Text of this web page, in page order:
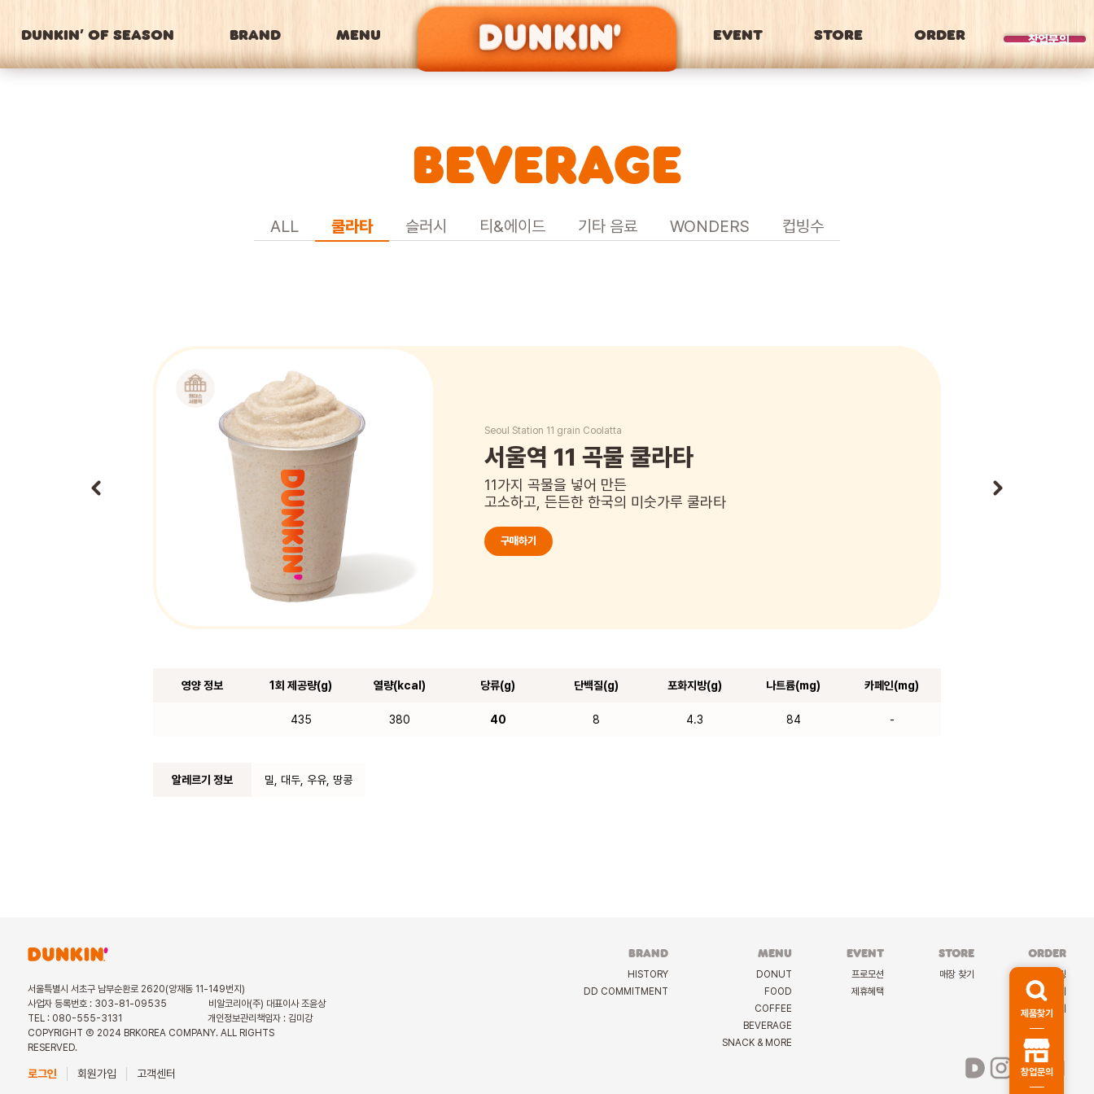
DUNKIN’ OF SEASON BRAND MENU EVENT STORE ORDER 창업문의
BRAND
BEVERAGE
ALL 쿨라타 슬러시 티&에이드 기타 음료 WONDERS 컵빙수
Seoul Station 11 grain Coolatta
서울역 11 곡물 쿨라타
11가지 곡물을 넣어 만든
고소하고, 든든한 한국의 미숫가루 쿨라타
구매하기
영양 정보 1회 제공량(g)
435
열량(kcal)
380
당류(g)
40
단백질(g)
8
포화지방(g)
4.3
나트륨(mg)
84
카페인(mg)
-
알레르기 정보 밀, 대두, 우유, 땅콩
서울특별시 서초구 남부순환로 2620(양재동 11-149번지)
사업자 등록번호 : 303-81-09535
비알코리아(주) 대표이사 조윤상
TEL : 080-555-3131
개인정보관리책임자 : 김미강
COPYRIGHT Ⓒ 2024 BRKOREA COMPANY. ALL RIGHTS
RESERVED.
BRAND
HISTORY
DD COMMITMENT
MENU
DONUT
FOOD
COFFEE
BEVERAGE
SNACK & MORE
EVENT
프로모션
제휴혜택
STORE
매장 찾기
ORDER
케이터링
딜리버리
선물하기
로그인 회원가입 고객센터
제품찾기
창업문의